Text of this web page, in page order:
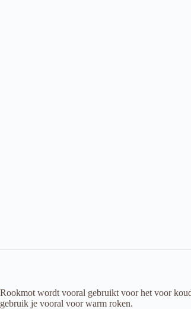
Rookmot wordt vooral gebruikt voor het voor
gebruik je vooral voor warm roken.